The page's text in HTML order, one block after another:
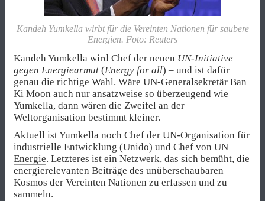
Kandeh Yumkella wirbt für die Vereinten Nationen für saubere
Energien. Foto: Reuters
Kandeh Yumkella wird Chef der neuen UN-Initiative
gegen Energiearmut (Energy for all) – und ist dafür
genau die richtige Wahl. Wäre UN-Generalsekretär Ban
Ki Moon auch nur ansatzweise so überzeugend wie
Yumkella, dann wären die Zweifel an der
Weltorganisation bestimmt kleiner.
Aktuell ist Yumkella noch Chef der UN-Organisation für
industrielle Entwicklung (Unido) und Chef von UN
Energie. Letzteres ist ein Netzwerk, das sich bemüht, die
energierelevanten Beiträge des unüberschaubaren
Kosmos der Vereinten Nationen zu erfassen und zu
sammeln.